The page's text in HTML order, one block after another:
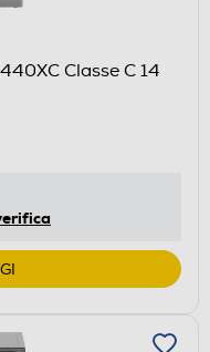
Classe C 14